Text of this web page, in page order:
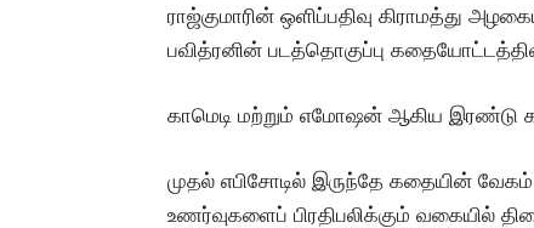
ராஜ்குமாரின் ஒளிப்பதிவு கிராமத்து
பவித்ரனின் படத்தொகுப்பு கதையோட்டத்தின்
காமெடி மற்றும் எமோஷன் ஆகிய இரண்டு
முதல் எபிசோடில் இருந்தே கதையின்
உணர்வுகளைப் பிரதிபலிக்கும் வகையில்